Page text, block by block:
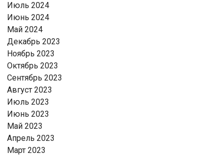
Июль 2024
Июнь 2024
Май 2024
Декабрь 2023
Ноябрь 2023
Октябрь 2023
Сентябрь 2023
Август 2023
Июль 2023
Июнь 2023
Май 2023
Апрель 2023
Март 2023